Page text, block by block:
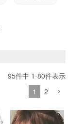
95件中 1-80件表示
1
2